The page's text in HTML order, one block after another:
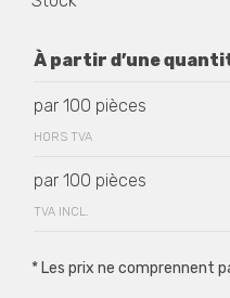
À partir d’une
par 100 pièces
HORS TVA
par 100 pièces
TVA INCL.
* Les prix ne comprennent